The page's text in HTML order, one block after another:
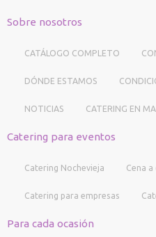
Sobre nosotros
CATÁLOGO COMPLETO
DÓNDE ESTAMOS
NOTICIAS CATERING EN
Catering para eventos
Catering Nochevieja Cena
Catering para empresas
Para cada ocasión